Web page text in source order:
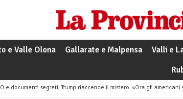
e Valle Olona Gallarate e Malpensa Valli e
e documenti segreti, Trump riaccende il mistero: «Ora gli americani